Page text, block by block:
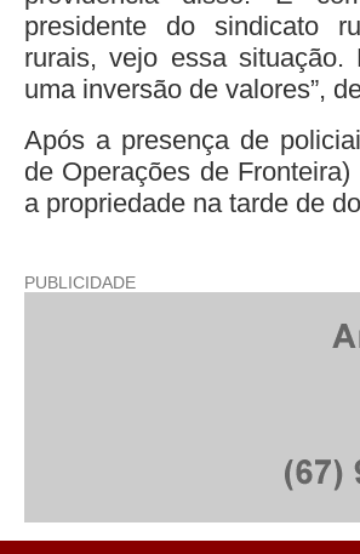
presidente do sindicato
rurais, vejo essa
uma inversão de valores”,
Após a presença de
de Operações de
a propriedade na tarde de
PUBLICIDADE